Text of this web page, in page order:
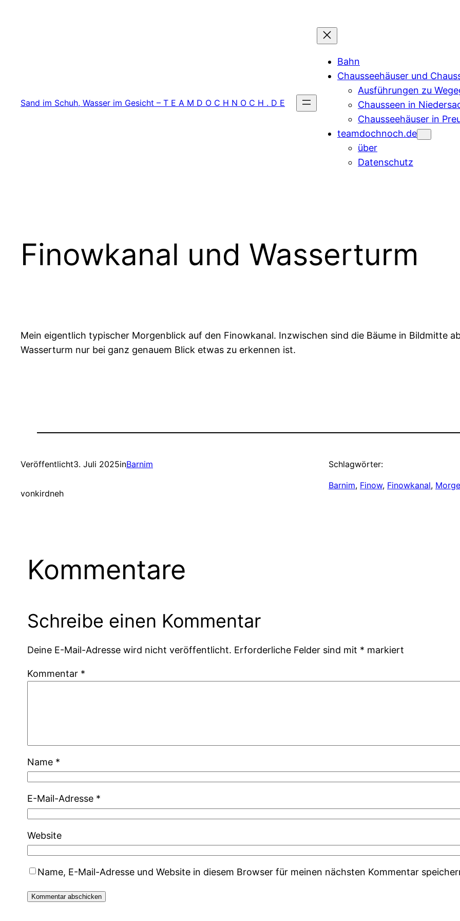
Sand im Schuh, Wasser im Gesicht – T E A M D O C H N O C H . D E
Bahn
Chausseehäuser und
Ausführungen zu
Chausseen in
Chausseehäuser in
teamdochnoch.de
über
Datenschutz
Finowkanal und Wasserturm
Mein eigentlich typischer Morgenblick auf den Finowkanal. Inzwischen sind die Bäume in Bildmitte
Wasserturm nur bei ganz genauem Blick etwas zu erkennen ist.
Veröffentlicht3. Juli 2025inBarnim
vonkirdneh
Schlagwörter:
Barnim, Finow, Finowkanal,
Kommentare
Schreibe einen Kommentar
Deine E-Mail-Adresse wird nicht veröffentlicht. Erforderliche Felder sind mit * markiert
Kommentar *
Name *
E-Mail-Adresse *
Website
Name, E-Mail-Adresse und Website in diesem Browser für meinen nächsten Kommentar